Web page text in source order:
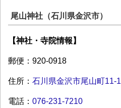
尾山神社（石川県金沢市）
【神社・寺院情報】
郵便：920-0918
住所： 石川県金沢市尾山町11-1
電話： 076-231-7210